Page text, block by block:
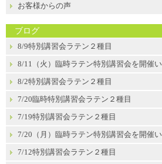
お客様からの声
ブログ
8/9特別講習会ラテン２種目
8/11（火）臨時ラテン特別講習会を開催
8/2特別講習会ラテン２種目
7/20臨時特別講習会ラテン２種目
7/19特別講習会ラテン２種目
7/20（月）臨時ラテン特別講習会を開催
7/12特別講習会ラテン２種目